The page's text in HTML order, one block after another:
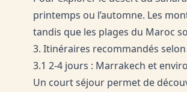
printemps ou l’automne. Les
tandis que les plages du Maroc
3. Itinéraires recommandés
3.1 2-4 jours : Marrakech et
Un court séjour permet de